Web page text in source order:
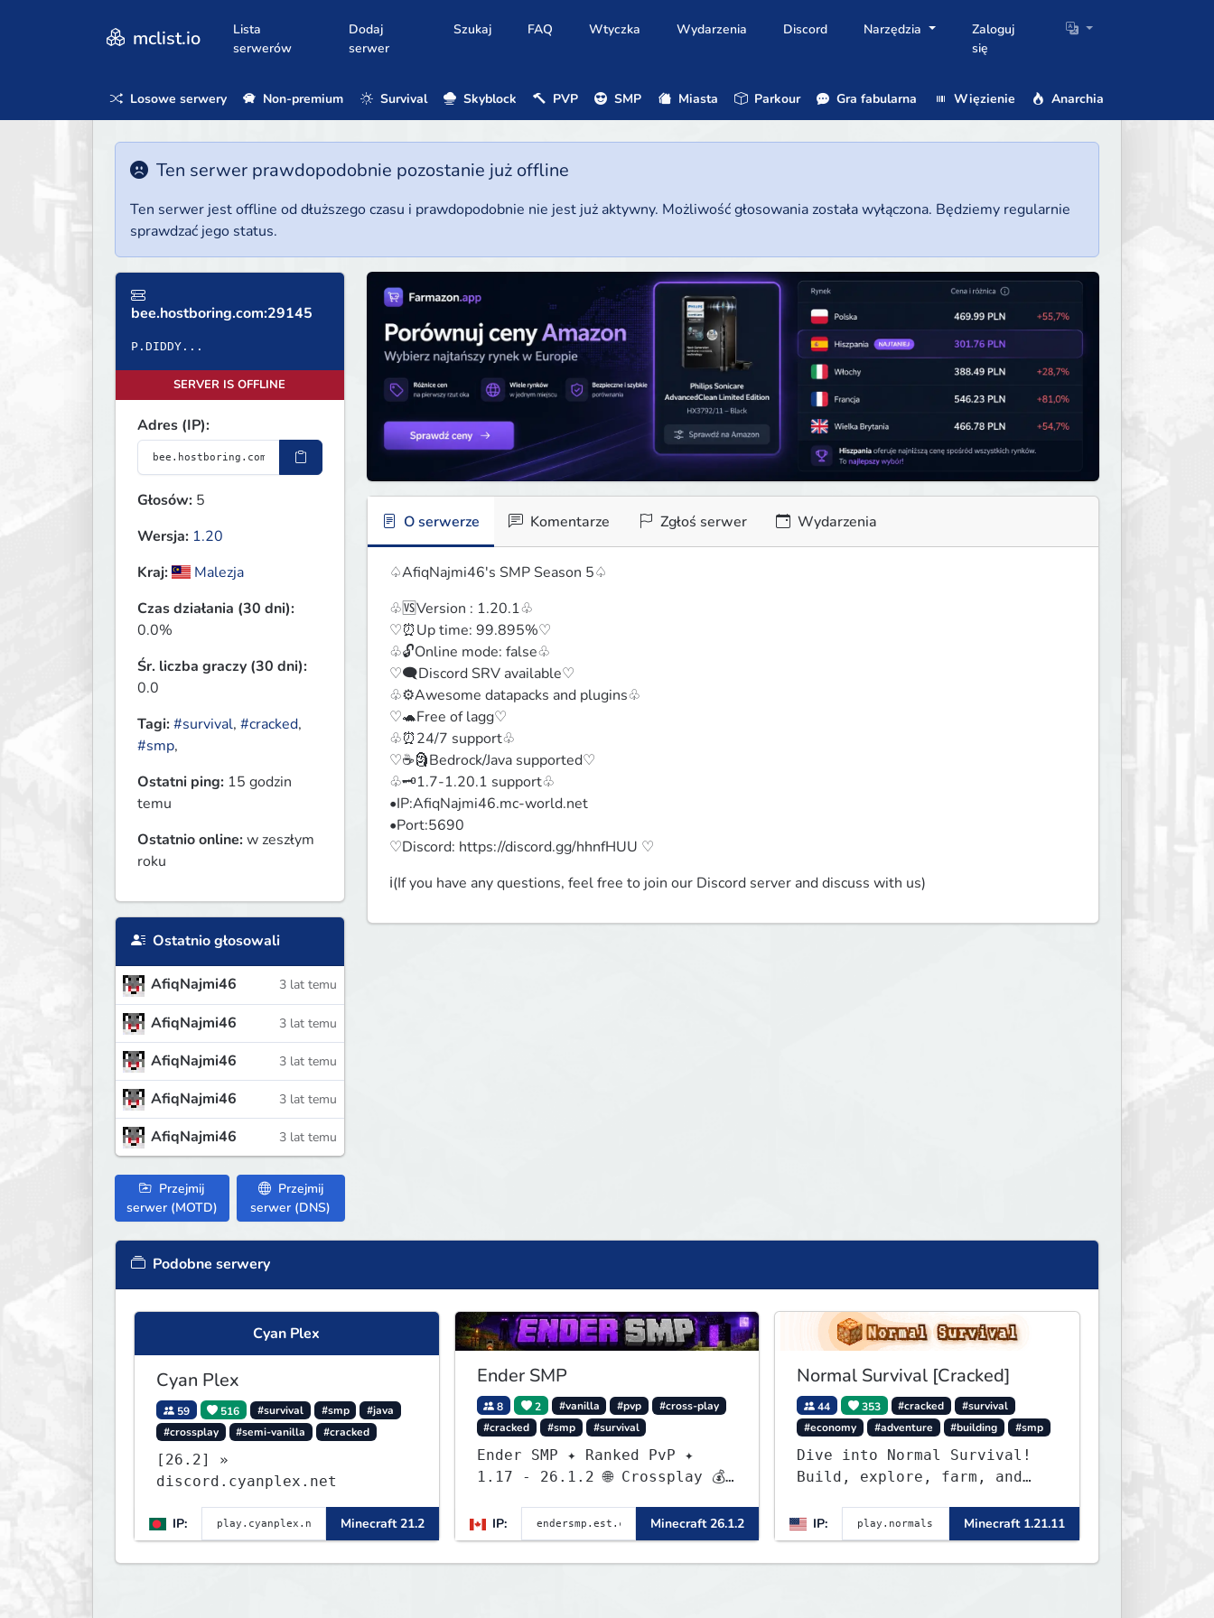
mclist.io
Lista
serwerów
Dodaj
serwer
Szukaj FAQ Wtyczka Wydarzenia Discord Narzędzia
Zaloguj
się
Losowe serwery Non-premium Survival Skyblock PVP SMP Miasta Parkour Gra fabularna Więzienie Anarchia
Ten serwer prawdopodobnie pozostanie już offline
Ten serwer jest offline od dłuższego czasu i prawdopodobnie nie jest już aktywny. Możliwość głosowania została wyłączona. Będziemy regularnie
sprawdzać jego status.
bee.hostboring.com:29145
P.DIDDY...
SERVER IS OFFLINE
Adres (IP):
Głosów: 5
Wersja: 1.20
Kraj:
Malezja
Czas działania (30 dni):
0.0%
Śr. liczba graczy (30 dni):
0.0
Tagi:#survival, #cracked,
#smp,
Ostatni ping: 15 godzin
temu
Ostatnio online:w zeszłym
roku
Ostatnio głosowali
AfiqNajmi46 3 lat temu
AfiqNajmi46 3 lat temu
AfiqNajmi46 3 lat temu
AfiqNajmi46 3 lat temu
AfiqNajmi46 3 lat temu
Przejmij
serwer (MOTD)
Przejmij
serwer (DNS)
O serwerze Komentarze Zgłoś serwer Wydarzenia
♤AfiqNajmi46's SMP Season 5♤
♧🆚Version : 1.20.1♧
♡⏰Up time: 99.895%♡
♧🔓Online mode: false♧
♡🗨️Discord SRV available♡
♧⚙️Awesome datapacks and plugins♧
♡🐢Free of lagg♡
♧⏰24/7 support♧
♡☕🗿Bedrock/Java supported♡
♧🗝️1.7-1.20.1 support♧
•IP:AfiqNajmi46.mc-world.net
•Port:5690
♡Discord: https://discord.gg/hhnfHUU ♡
ℹ️(If you have any questions, feel free to join our Discord server and discuss with us)
Podobne serwery
Cyan Plex
Cyan Plex
59 516 #survival #smp
#java
#crossplay
#semi-vanilla #cracked
[26.2] »
discord.cyanplex.net
IP: Minecraft 21.2
Ender SMP
8 2 #vanilla #pvp
#cross-play
#cracked
#smp #survival
Ender SMP ✦ Ranked PvP ✦
1.17 - 26.1.2 🌐 Crossplay 💰
IP:
Minecraft 26.1.2
Normal Survival [Cracked]
44 353 #cracked
#survival
#economy
#adventure #building #smp
Dive into Normal Survival!
Build, explore, farm, and
community. Enjoy weekly
updates, new features, and
endless adventures!
IP: Minecraft 1.21.11